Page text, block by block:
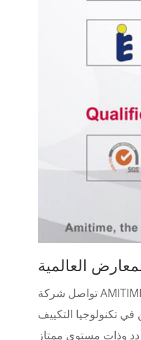
العالمية
تواصل شركة AMITIME اكتساب الاعتراف الرسمي في المعارض العالمية من الدرجة الأولى من خلال الاستفادة من نظامها البيئي التكنولوجي
تكنولوجيا التكييف